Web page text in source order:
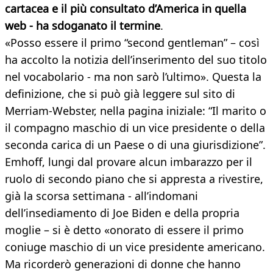
cartacea e il più consultato d’America in quella
web - ha sdoganato il termine.
«Posso essere il primo “second gentleman” – così
ha accolto la notizia dell’inserimento del suo titolo
nel vocabolario - ma non sarò l’ultimo». Questa la
definizione, che si può già leggere sul sito di
Merriam-Webster, nella pagina iniziale: “Il marito o
il compagno maschio di un vice presidente o della
seconda carica di un Paese o di una giurisdizione”.
Emhoff, lungi dal provare alcun imbarazzo per il
ruolo di secondo piano che si appresta a rivestire,
già la scorsa settimana - all’indomani
dell’insediamento di Joe Biden e della propria
moglie – si è detto «onorato di essere il primo
coniuge maschio di un vice presidente americano.
Ma ricorderò generazioni di donne che hanno